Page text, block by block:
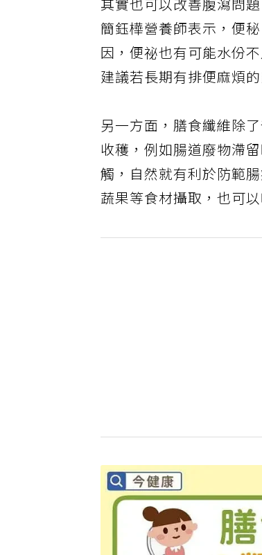
其實也可以改善腹瀉問
簡鈺樺營養師表示，便
因，便祕也有可能水份
建議若長期有排便麻煩
另一方面，膳食纖維除
收穫，例如腸道廢物滯
觸，自然就有利於防範
蔬果等食材攝取，也可